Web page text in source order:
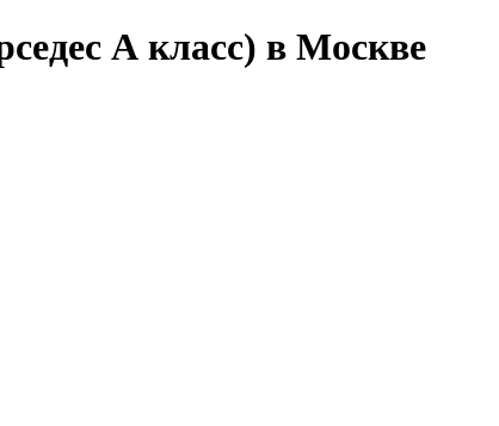
А класс) в Москве